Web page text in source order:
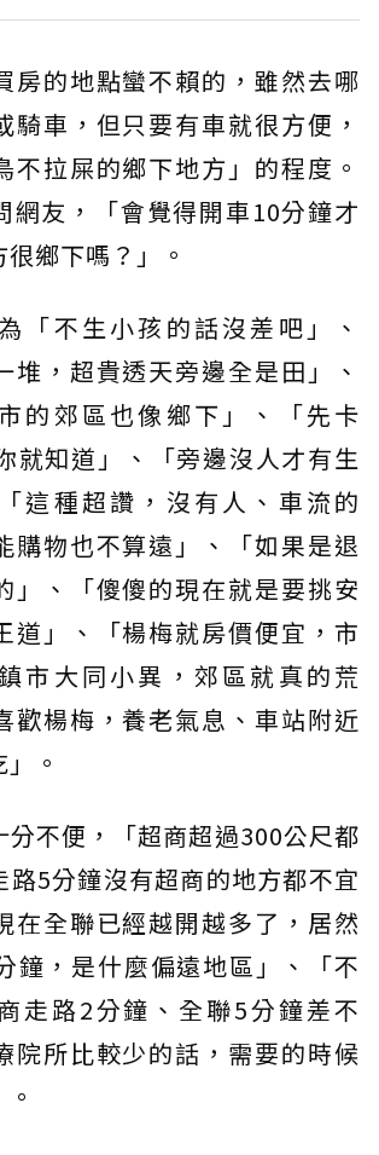
房的地點蠻不賴的，雖然去哪
騎車，但只要有車就很方便，
不拉屎的鄉下地方」的程度。
網友，「會覺得開車10分鐘才
鄉下嗎？」。
「不生小孩的話沒差吧」、
堆，超貴透天旁邊全是田」、
的郊區也像鄉下」、「先卡
就知道」、「旁邊沒人才有生
這種超讚，沒有人、車流的
購物也不算遠」、「如果是退
」、「傻傻的現在就是要挑安
道」、「楊梅就房價便宜，市
市大同小異，郊區就真的荒
歡楊梅，養老氣息、車站附近
。
分不便，「超商超過300公尺都
路5分鐘沒有超商的地方都不宜
在全聯已經越開越多了，居然
鐘，是什麼偏遠地區」、「不
走路2分鐘、全聯5分鐘差不
院所比較少的話，需要的時候